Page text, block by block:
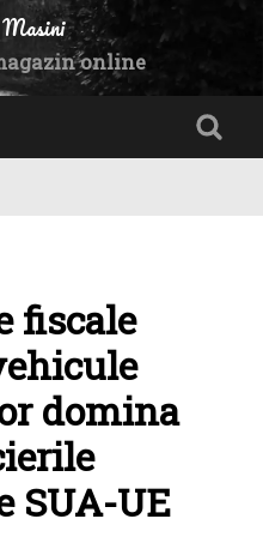
Masini
online
fiscale
domina
SUA-UE